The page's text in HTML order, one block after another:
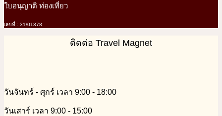
ใบอนุญาติ ท่องเที่ยว
เลขที่ : 31/01378
ติดต่อ Travel Magnet
วันจันทร์ - ศุกร์ เวลา 9:00 - 18:00
วันเสาร์ เวลา 9:00 - 15:00